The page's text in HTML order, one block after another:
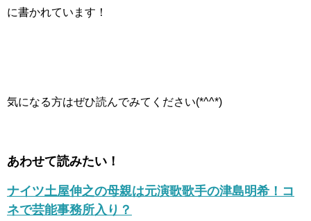
に書かれています！
気になる方はぜひ読んでみてください(*^^*)
あわせて読みたい！
ナイツ土屋伸之の母親は元演歌歌手の津島明希！コ
ネで芸能事務所入り？